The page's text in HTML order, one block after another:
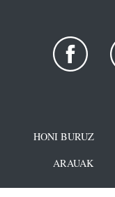
HONI BURUZ
ARAUAK